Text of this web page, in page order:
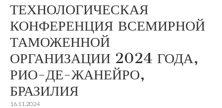
ТЕХНОЛОГИЧЕСКАЯ
КОНФЕРЕНЦИЯ ВСЕМИРНОЙ
ТАМОЖЕННОЙ
ОРГАНИЗАЦИИ 2024 ГОДА,
РИО-ДЕ-ЖАНЕЙРО,
БРАЗИЛИЯ
16.11.2024